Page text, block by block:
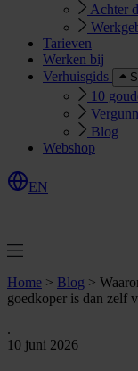
Achter
Tarieven
Werken bij
Verhuisgids
10
Blog
Webshop
EN
Home > Blog >
goedkoper is dan zelf
.
10 juni 2026